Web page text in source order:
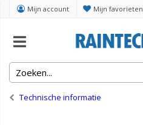
Mijn account Mijn favorieten
Home
Technische informatie